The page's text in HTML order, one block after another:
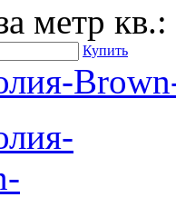
метр кв.:
Купить